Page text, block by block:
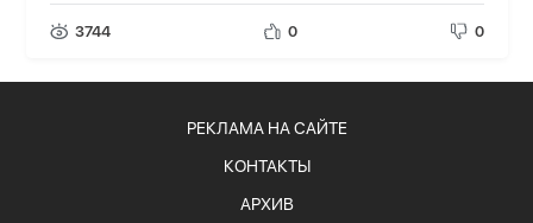
3744 0 0
РЕКЛАМА НА САЙТЕ
КОНТАКТЫ
АРХИВ